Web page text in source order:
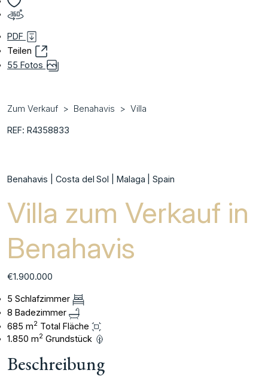
PDF
Teilen
55 Fotos
Zum Verkauf Benahavis Villa
REF: R4358833
Benahavis | Costa del Sol | Malaga | Spain
Villa zum Verkauf in
Benahavis
€1.900.000
5 Schlafzimmer
8 Badezimmer
685 m2 Total Fläche
1.850 m2 Grundstück
Beschreibung